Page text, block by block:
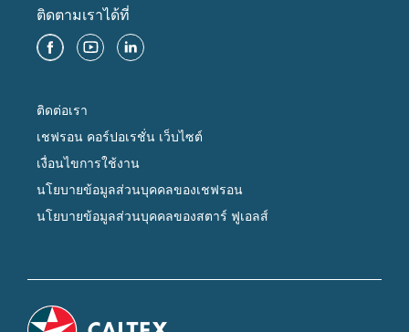
ติดตามเราได้ที่
ติดต่อเรา
เชฟรอน คอร์ปอเรชั่น เว็บไซต์
เงื่อนไขการใช้งาน
นโยบายข้อมูลส่วนบุคคลของเชฟรอน
นโยบายข้อมูลส่วนบุคคลของสตาร์ ฟูเอลส์